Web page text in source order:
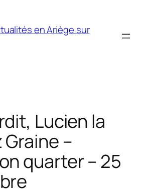
en Ariège sur
Lucien la
–
quarter – 25